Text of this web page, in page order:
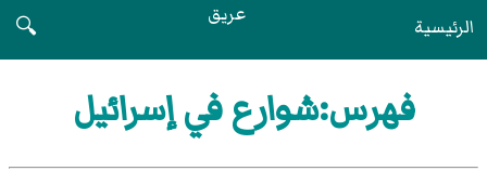
الرئيسية عريق
🔍
فهرس:شوارع في إسرائيل